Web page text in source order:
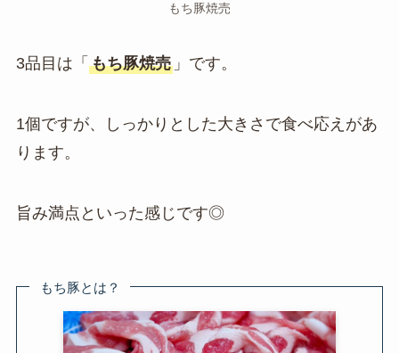
もち豚焼売
3品目は「 もち豚焼売」です。
1個ですが、しっかりとした大きさで食べ応えがあ
ります。
旨み満点といった感じです◎
もち豚とは？